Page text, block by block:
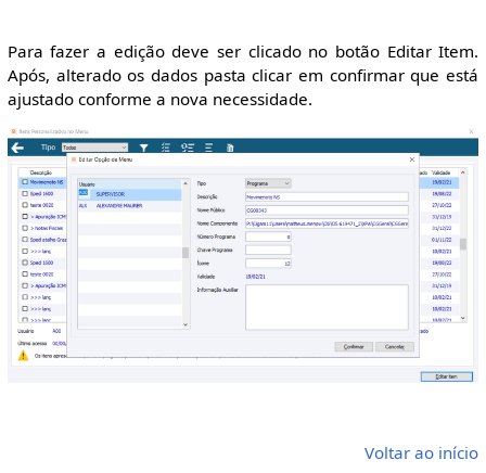
Para fazer a edição deve ser clicado no botão Editar Item.
Após, alterado os dados pasta clicar em confirmar que está
ajustado conforme a nova necessidade.
Voltar ao início